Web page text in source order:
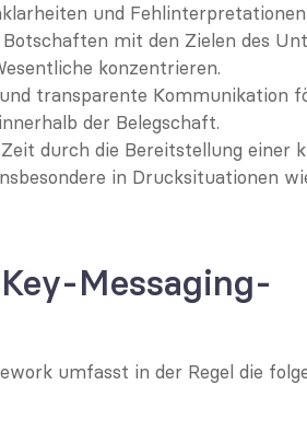
und
mit den Zielen des
konzentrieren.
transparente Kommunikation
der Belegschaft.
durch die Bereitstellung einer
in Drucksituationen
Messaging-
umfasst in der Regel die